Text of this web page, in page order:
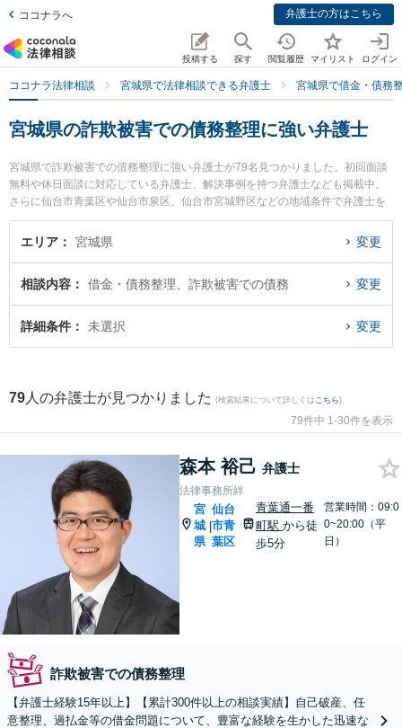
ココナラへ 弁護士の方はこちら
投稿する 探す 閲覧履歴 マイリスト ログイン
ココナラ法律相談 宮城県で法律相談できる弁護士 宮城県で借金・債務
宮城県の詐欺被害での債務整理に強い弁護士
宮城県で詐欺被害での債務整理に強い弁護士が79名見つかりました。初回面談
無料や休日面談に対応している弁護士、解決事例を持つ弁護士なども掲載中。
さらに仙台市青葉区や仙台市泉区、仙台市宮城野区などの地域条件で弁護士を
絞り込めます。借金・債務整理に関係する消費者金融の債務整理やクレジット
会社の債務整理、リボ払いの債務整理等の細かな分野での絞り込み検索もでき
士費用、強みなどが注目されています。『宮城県で土日や夜間に発生した詐欺
被害での債務整理のトラブルを今すぐに弁護士に相談したい』『詐欺被害での
債務整理のトラブル解決の実績豊富な近くの弁護士を検索したい』『初回相談
エリア 宮城県 変更
相談内容 借金・債務整理、詐欺被害での債務 変更
詳細条件 未選択 変更
79 人の弁護士が見つかりました (検索結果について詳しくは こちら)
79件中 1-30件を表示
森本 裕己 弁護士
法律事務所絆
宮
城
県
|
仙台
市青
葉区
青葉通一番
町駅 から徒
歩5分
営業時間：09:0
0~20:00（平
日）
詐欺被害での債務整理
【弁護士経験15年以上】【累計300件以上の相談実績】自己破産、任
意整理、過払金等の借金問題について、豊富な経験を生かした迅速な